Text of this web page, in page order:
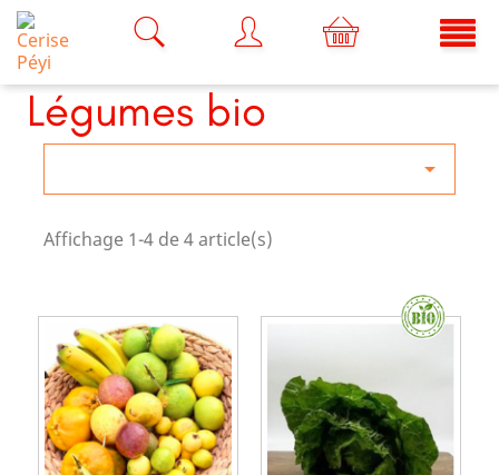
Légumes bio

Affichage 1-4 de 4 article(s)